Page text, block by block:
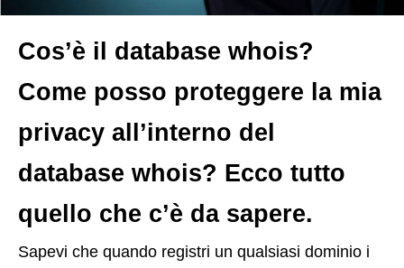
Cos’è il database whois?
Come posso proteggere la mia
privacy all’interno del
database whois? Ecco tutto
quello che c’è da sapere.
Sapevi che quando registri un qualsiasi dominio i